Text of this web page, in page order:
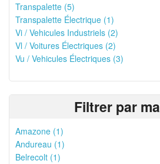
Transpalette (5)
Transpalette Électrique (1)
Vi / Vehicules Industriels (2)
Vl / Voitures Électriques (2)
Vu / Vehicules Électriques (3)
Filtrer par
Amazone (1)
Andureau (1)
Belrecolt (1)